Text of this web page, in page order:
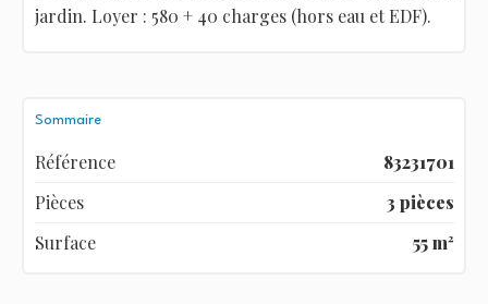
jardin. Loyer : 580 + 40 charges (hors eau et EDF).
Sommaire
Référence
83231701
Pièces
3 pièces
Surface
55 m²